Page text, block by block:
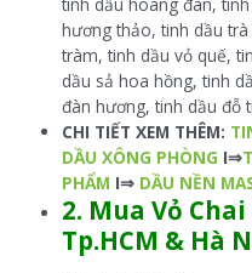
hương thảo, tinh dầu
tràm, tinh dầu vỏ quế,
dầu sả hoa hồng, tinh
đàn hương, tinh dầu đỗ
CHI TIẾT XEM THÊM:
DẦU XÔNG PHÒNG I⇒
PHẨM I⇒ DẦU NỀN
2. Mua Vỏ
Tp.HCM & Hà